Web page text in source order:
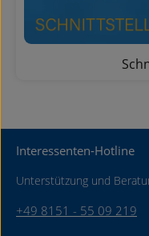
Interessenten-Hotline
Unterstützung und
+49 8151 - 55 09 219